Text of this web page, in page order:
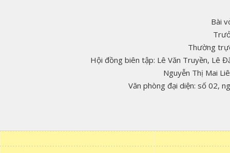
Bài
Thường
Hội đồng biên tập: Lê Văn Truyền, Lê
Nguyễn Thị Mai
Văn phòng đại diện: số 02,